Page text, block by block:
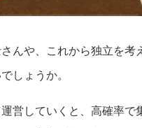
んや、これから独立を考
しょうか。
営していくと、高確率で